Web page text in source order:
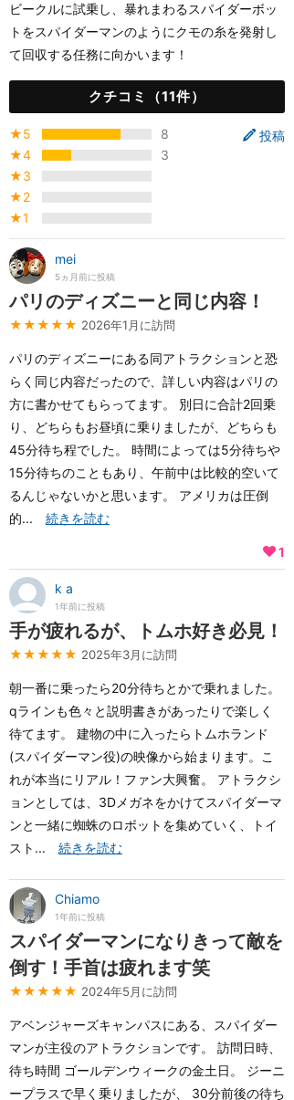
ビークルに試乗し、暴れまわるスパイダーボッ
トをスパイダーマンのようにクモの糸を発射し
て回収する任務に向かいます！
クチコミ（11件）
投稿
★5
8
★4
3
★3
★2
★1
mei
5ヵ月前に投稿
パリのディズニーと同じ内容！
★★★★★ 2026年1月に訪問
パリのディズニーにある同アトラクションと恐
らく同じ内容だったので、詳しい内容はパリの
方に書かせてもらってます。 別日に合計2回乗
り、どちらもお昼頃に乗りましたが、どちらも
45分待ち程でした。 時間によっては5分待ちや
15分待ちのこともあり、午前中は比較的空いて
るんじゃないかと思います。 アメリカは圧倒
的... 続きを読む
1
k a
1年前に投稿
手が疲れるが、トムホ好き必見！
★★★★★ 2025年3月に訪問
朝一番に乗ったら20分待ちとかで乗れました。
qラインも色々と説明書きがあったりで楽しく
待てます。 建物の中に入ったらトムホランド
(スパイダーマン役)の映像から始まります。こ
れが本当にリアル！ファン大興奮。 アトラクシ
ョンとしては、3Dメガネをかけてスパイダーマ
ンと一緒に蜘蛛のロボットを集めていく、トイ
スト... 続きを読む
Chiamo
1年前に投稿
スパイダーマンになりきって敵を
倒す！手首は疲れます笑
★★★★★ 2024年5月に訪問
アベンジャーズキャンパスにある、スパイダー
マンが主役のアトラクションです。 訪問日時、
待ち時間 ゴールデンウィークの金土日。 ジーニ
ープラスで早く乗りましたが、 30分前後の待ち